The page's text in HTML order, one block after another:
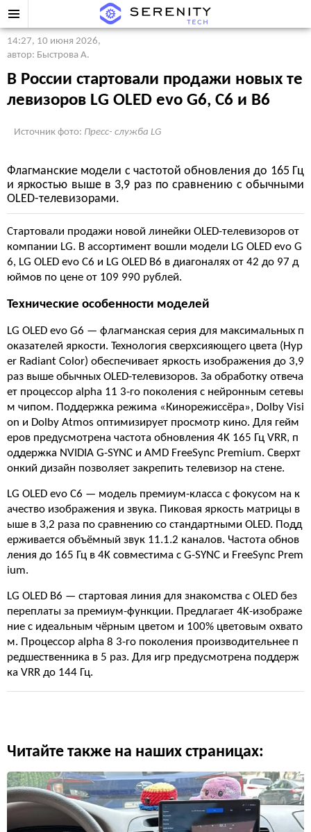
14:27, 10 июня 2026,
автор: Быстрова А.
В России стартовали продажи новых те
левизоров LG OLED evo G6, C6 и B6
Источник фото: Пресс- служба LG
Флагманские модели с частотой обновления до 165 Гц
и яркостью выше в 3,9 раз по сравнению с обычными
OLED-телевизорами.
Стартовали продажи новой линейки OLED-телевизоров от
компании LG. В ассортимент вошли модели LG OLED evo G
6, LG OLED evo C6 и LG OLED B6 в диагоналях от 42 до 97 д
юймов по цене от 109 990 рублей.
Технические особенности моделей
LG OLED evo G6 — флагманская серия для максимальных п
оказателей яркости. Технология сверхсияющего цвета (Hyp
er Radiant Color) обеспечивает яркость изображения до 3,9
раз выше обычных OLED-телевизоров. За обработку отвеча
ет процессор alpha 11 3-го поколения с нейронным сетевы
м чипом. Поддержка режима «Кинорежиссёра», Dolby Visi
on и Dolby Atmos оптимизирует просмотр кино. Для гейм
еров предусмотрена частота обновления 4K 165 Гц VRR, п
оддержка NVIDIA G-SYNC и AMD FreeSync Premium. Сверхт
онкий дизайн позволяет закрепить телевизор на стене.
LG OLED evo C6 — модель премиум-класса с фокусом на к
ачество изображения и звука. Пиковая яркость матрицы в
ыше в 3,2 раза по сравнению со стандартными OLED. Подд
ерживается объёмный звук 11.1.2 каналов. Частота обнов
ления до 165 Гц в 4K совместима с G-SYNC и FreeSync Prem
ium.
LG OLED B6 — стартовая линия для знакомства с OLED без
переплаты за премиум-функции. Предлагает 4K-изображе
ние с идеальным чёрным цветом и 100% цветовым охвато
м. Процессор alpha 8 3-го поколения производительнее п
редшественника в 5 раз. Для игр предусмотрена поддерж
ка VRR до 144 Гц.
Читайте также на наших страницах: